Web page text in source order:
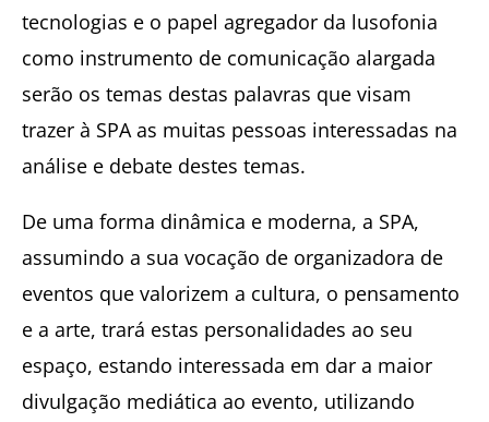
tecnologias e o papel agregador da lusofonia
como instrumento de comunicação alargada
serão os temas destas palavras que visam
trazer à SPA as muitas pessoas interessadas na
análise e debate destes temas.
De uma forma dinâmica e moderna, a SPA,
assumindo a sua vocação de organizadora de
eventos que valorizem a cultura, o pensamento
e a arte, trará estas personalidades ao seu
espaço, estando interessada em dar a maior
divulgação mediática ao evento, utilizando